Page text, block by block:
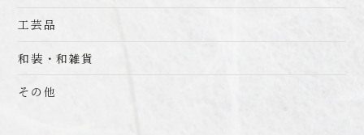
工芸品
和装・和雑貨
その他